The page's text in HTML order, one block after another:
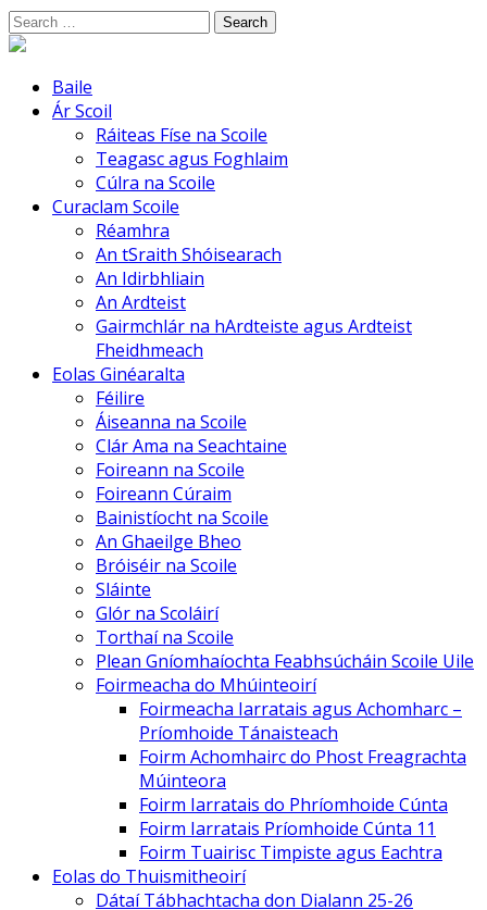
Skip
to
Search
for:
Baile
Ár Scoil
Ráiteas Físe na Scoile
Teagasc agus Foghlaim
Cúlra na Scoile
Curaclam Scoile
Réamhra
An tSraith Shóisearach
An Idirbhliain
An Ardteist
Gairmchlár na hArdteiste agus Ardteist
Fheidhmeach
Eolas Ginéaralta
Féilire
Áiseanna na Scoile
Clár Ama na Seachtaine
Foireann na Scoile
Foireann Cúraim
Bainistíocht na Scoile
An Ghaeilge Bheo
Bróiséir na Scoile
Sláinte
Glór na Scoláirí
Torthaí na Scoile
Plean Gníomhaíochta Feabhsúcháin Scoile Uile
Foirmeacha do Mhúinteoirí
Foirmeacha Iarratais agus Achomharc –
Príomhoide Tánaisteach
Foirm Achomhairc do Phost Freagrachta
Múinteora
Foirm Iarratais do Phríomhoide Cúnta
Foirm Iarratais Príomhoide Cúnta 11
Foirm Tuairisc Timpiste agus Eachtra
Eolas do Thuismitheoirí
Dátaí Tábhachtacha don Dialann 25-26